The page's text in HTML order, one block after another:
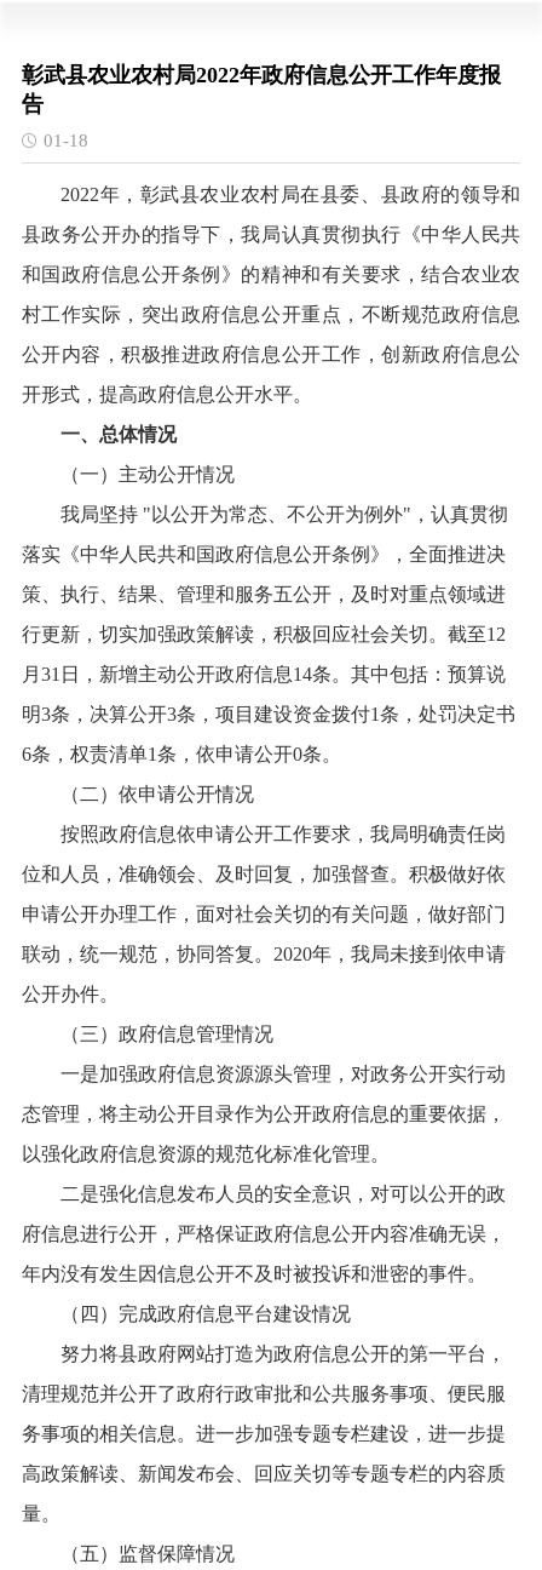
彰武县农业农村局2022年政府信息公开工作年度报
告
01-18
2022年，彰武县农业农村局在县委、县政府的领导和
县政务公开办的指导下，我局认真贯彻执行《中华人民共
和国政府信息公开条例》的精神和有关要求，结合农业农
村工作实际，突出政府信息公开重点，不断规范政府信息
公开内容，积极推进政府信息公开工作，创新政府信息公
开形式，提高政府信息公开水平。
一、总体情况
（一）主动公开情况
我局坚持 "以公开为常态、不公开为例外"，认真贯彻
落实《中华人民共和国政府信息公开条例》，全面推进决
策、执行、结果、管理和服务五公开，及时对重点领域进
行更新，切实加强政策解读，积极回应社会关切。截至12
月31日，新增主动公开政府信息14条。其中包括：预算说
明3条，决算公开3条，项目建设资金拨付1条，处罚决定书
6条，权责清单1条，依申请公开0条。
（二）依申请公开情况
按照政府信息依申请公开工作要求，我局明确责任岗
位和人员，准确领会、及时回复，加强督查。积极做好依
申请公开办理工作，面对社会关切的有关问题，做好部门
联动，统一规范，协同答复。 2020年，我局未接到依申请
公开办件。
（三）政府信息管理情况
一是加强政府信息资源源头管理，对政务公开实行动
态管理，将主动公开目录作为公开政府信息的重要依据，
以强化政府信息资源的规范化标准化管理。
二是强化信息发布人员的安全意识，对可以公开的政
府信息进行公开，严格保证政府信息公开内容准确无误，
年内没有发生因信息公开不及时被投诉和泄密的事件。
（四）完成政府信息平台建设情况
努力将县政府网站打造为政府信息公开的第一平台，
清理规范并公开了政府行政审批和公共服务事项、便民服
务事项的相关信息。进一步加强专题专栏建设，进一步提
高政策解读、新闻发布会、回应关切等专题专栏的内容质
量。
（五）监督保障情况